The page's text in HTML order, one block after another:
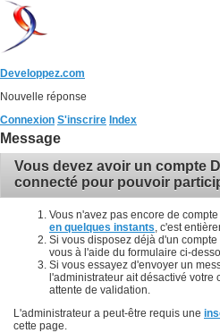
Developpez.com
Nouvelle réponse
Connexion S'inscrire Index
Message
Vous devez avoir un compte
connecté pour pouvoir
Vous n'avez pas encore de
en quelques instants , c'est
Si vous disposez déjà d'un
vous à l'aide du formulaire ci-
Si vous essayez d'envoyer un
l'administrateur ait désactivé votre
attente de validation.
L'administrateur a peut-être requis une
cette page.